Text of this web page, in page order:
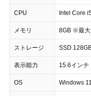
CPU Intel Core
メモリ 8GB ※最
ストレージ SSD
表示能力 15.6イン
OS Windows